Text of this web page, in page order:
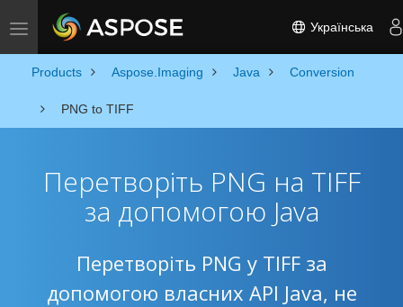
Toggle navigation Українська
Products Aspose.Imaging Java Conversion
PNG to TIFF
Перетворіть PNG на TIFF
за допомогою Java
Перетворіть PNG у TIFF за
допомогою власних API Java, не